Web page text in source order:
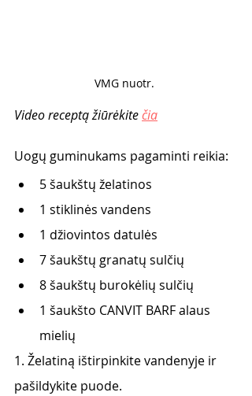
VMG nuotr.
Video receptą žiūrėkite čia
Uogų guminukams pagaminti reikia:
5 šaukštų želatinos
1 stiklinės vandens
1 džiovintos datulės
7 šaukštų granatų sulčių
8 šaukštų burokėlių sulčių
1 šaukšto CANVIT BARF alaus
mielių
1. Želatiną ištirpinkite vandenyje ir
pašildykite puode.